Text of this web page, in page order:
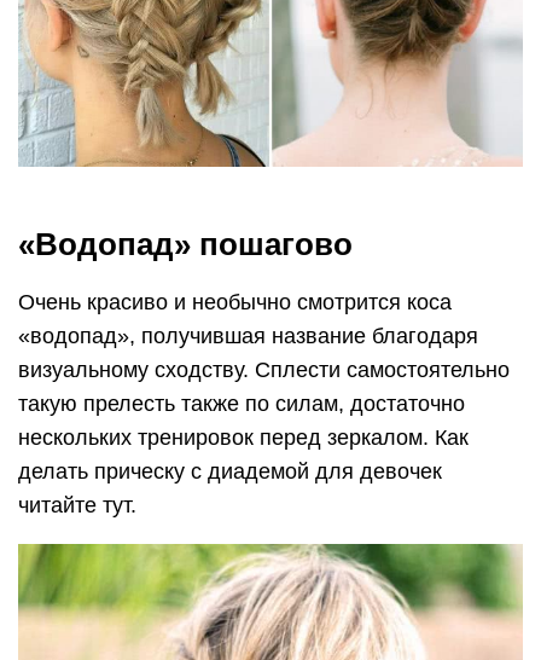
«Водопад» пошагово
Очень красиво и необычно смотрится коса
«водопад», получившая название благодаря
визуальному сходству. Сплести самостоятельно
такую прелесть также по силам, достаточно
нескольких тренировок перед зеркалом. Как
делать прическу с диадемой для девочек
читайте тут.